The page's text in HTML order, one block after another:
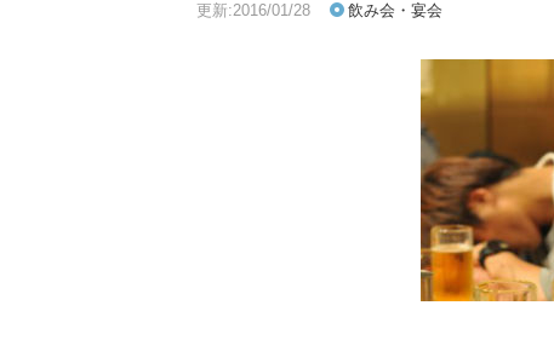
更新:2016/01/28 飲み会・宴会